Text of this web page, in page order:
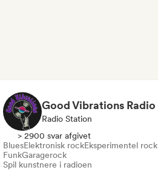
Good Vibrations Radio
Radio Station
> 2900 svar afgivet
BluesElektronisk rockEksperimentel rock
FunkGaragerock
Spil kunstnere i radioen